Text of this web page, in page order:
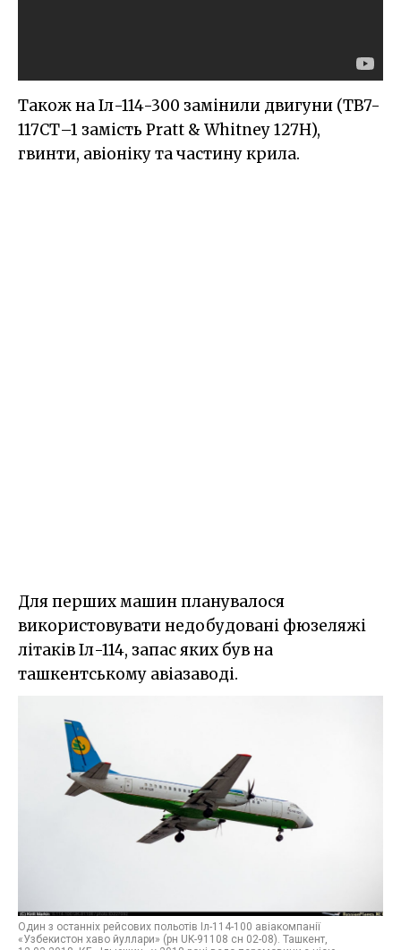
Також на Іл-114-300 замінили двигуни (ТВ7-
117СТ–1 замість Pratt & Whitney 127H),
гвинти, авіоніку та частину крила.
Для перших машин планувалося
використовувати недобудовані фюзеляжі
літаків Іл-114, запас яких був на
ташкентському авіазаводі.
Один з останніх рейсових польотів Іл-114-100 авіакомпанії
«Узбекистон хаво йуллари» (рн UK-91108 сн 02-08). Ташкент,